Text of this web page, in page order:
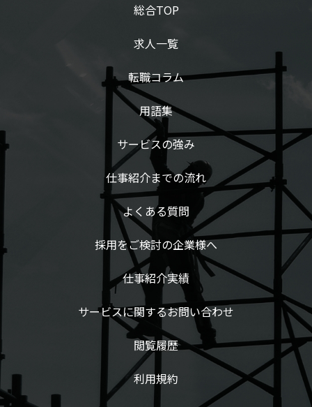
総合TOP
求人一覧
転職コラム
用語集
サービスの強み
仕事紹介までの流れ
よくある質問
採用をご検討の企業様へ
仕事紹介実績
サービスに関するお問い合わせ
閲覧履歴
利用規約